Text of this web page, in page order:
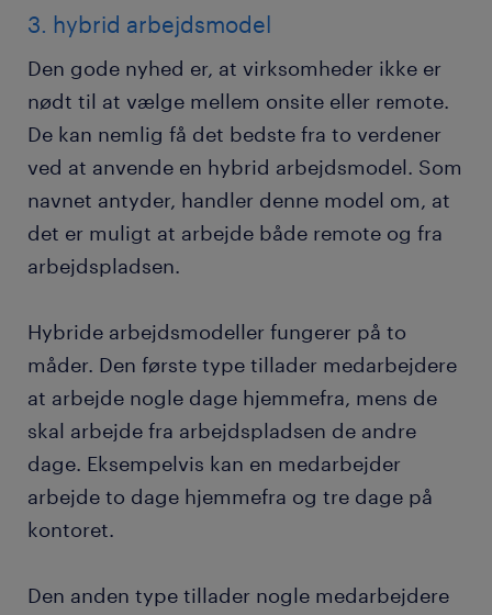
3. hybrid arbejdsmodel
Den gode nyhed er, at virksomheder ikke er
nødt til at vælge mellem onsite eller remote.
De kan nemlig få det bedste fra to verdener
ved at anvende en hybrid arbejdsmodel. Som
navnet antyder, handler denne model om, at
det er muligt at arbejde både remote og fra
arbejdspladsen.
Hybride arbejdsmodeller fungerer på to
måder. Den første type tillader medarbejdere
at arbejde nogle dage hjemmefra, mens de
skal arbejde fra arbejdspladsen de andre
dage. Eksempelvis kan en medarbejder
arbejde to dage hjemmefra og tre dage på
kontoret.
Den anden type tillader nogle medarbejdere